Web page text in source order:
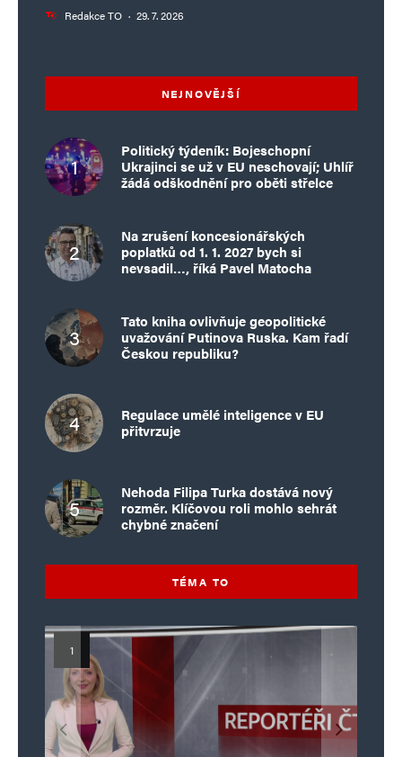
Redakce TO · 29. 7. 2026
NEJNOVĚJŠÍ
Politický týdeník: Bojeschopní
Ukrajinci se už v EU neschovají; Uhlíř
žádá odškodnění pro oběti střelce
Na zrušení koncesionářských
poplatků od 1. 1. 2027 bych si
nevsadil…, říká Pavel Matocha
Tato kniha ovlivňuje geopolitické
uvažování Putinova Ruska. Kam řadí
Českou republiku?
Regulace umělé inteligence v EU
přitvrzuje
Nehoda Filipa Turka dostává nový
rozměr. Klíčovou roli mohlo sehrát
chybné značení
TÉMA TO
Islamistický teror v EU, 6. díl:
Brutální poprava 85letého
Islamistický teror v EU, 5. díl:
Mýty o Václavu Klausovi:
Pivo, jazz, hádky, loajalita
Vymíráme a politici lžou:
porodnost nezachrání